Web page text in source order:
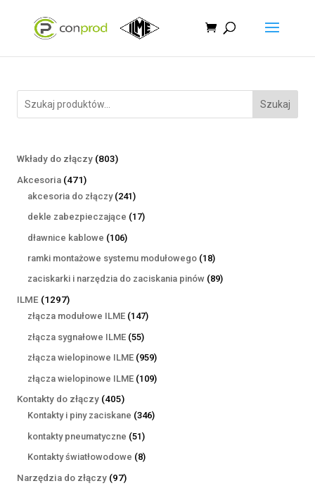
Szukaj
Wkłady do złączy 803803
Akcesoria 471471
produktów
akcesoria do złączy 241241
produktów
dekle zabezpieczające 1717
dławnice kablowe 106106
produktów
ramki montażowe systemu modułowego 1818
produktów
zaciskarki i narzędzia do zaciskania pinów 8989
ILME 12971297
produktów
złącza modułowe ILME 147147
złącza sygnałowe ILME 5555
produktów
złącza wielopinowe ILME 959959
produktów
złącza wielopinowe ILME 109109
Kontakty do złączy 405405
produktów
Kontakty i piny zaciskane 346346
kontakty pneumatyczne 5151
produktów
Kontakty światłowodowe 88
Narzędzia do złączy 9797